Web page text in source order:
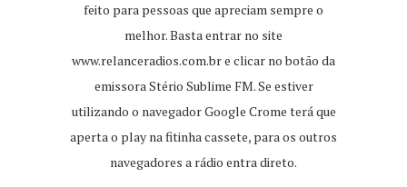
feito para pessoas que apreciam sempre o
melhor. Basta entrar no site
www.relanceradios.com.bre clicar no botão da
emissora Stério Sublime FM. Se estiver
utilizando o navegador Google Crome terá que
aperta o play na fitinha cassete, para os outros
navegadores a rádio entra direto.